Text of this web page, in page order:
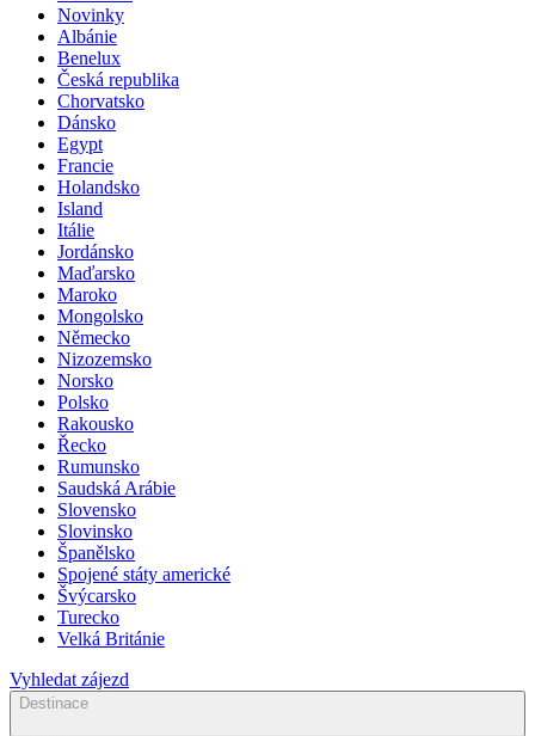
Novinky
Albánie
Benelux
Česká republika
Chorvatsko
Dánsko
Egypt
Francie
Holandsko
Island
Itálie
Jordánsko
Maďarsko
Maroko
Mongolsko
Německo
Nizozemsko
Norsko
Polsko
Rakousko
Řecko
Rumunsko
Saudská Arábie
Slovensko
Slovinsko
Španělsko
Spojené státy americké
Švýcarsko
Turecko
Velká Británie
Vyhledat zájezd
Destinace